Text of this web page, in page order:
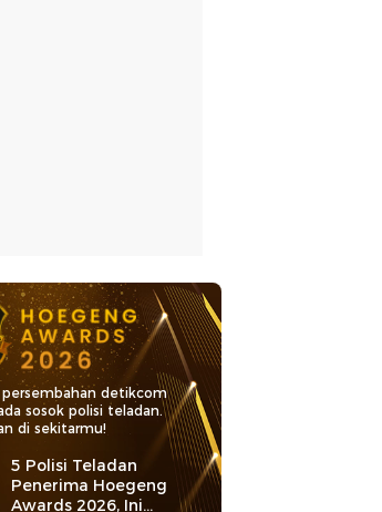
detikcom
sosok polisi teladan.
di sekitarmu!
5 Polisi Teladan
Penerima Hoegeng
Awards 2026, Ini